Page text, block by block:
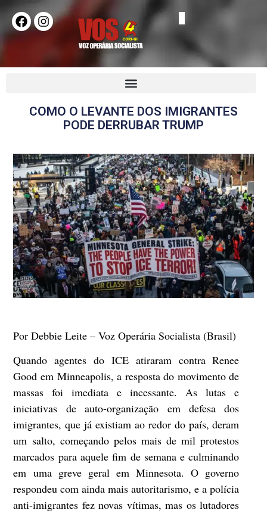
COMO O LEVANTE DOS IMIGRANTES
PODE DERRUBAR TRUMP
Por Debbie Leite – Voz Operária Socialista (Brasil)
Quando agentes do ICE atiraram contra Renee
Good em Minneapolis, a resposta do movimento de
massas foi imediata e incessante. As lutas e
iniciativas de auto-organização em defesa dos
imigrantes, que já existiam ao redor do país, deram
um salto, começando pelos mais de mil protestos
marcados para aquele fim de semana e culminando
em uma greve geral em Minnesota. O governo
respondeu com ainda mais autoritarismo, e a polícia
anti-imigrantes fez novas vítimas, mas os lutadores